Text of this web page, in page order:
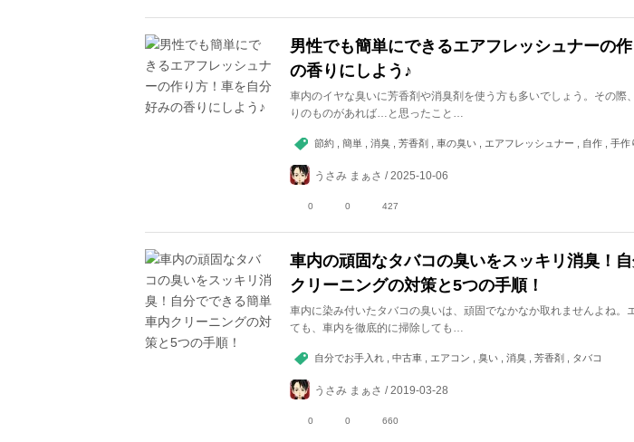
男性でも簡単にできるエアフレッシュナーの
の香りにしよう♪
車内のイヤな臭いに芳香剤や消臭剤を使う方も多いでしょう。その際
りのものがあれば…と思ったこと…
節約 , 簡単 , 消臭 , 芳香剤 , 車の臭い , エアフレッシュナー , 自作 , 手作
うさみ まぁさ / 2025-10-06
0 0 427
車内の頑固なタバコの臭いをスッキリ消臭！
クリーニングの対策と5つの手順！
車内に染み付いたタバコの臭いは、頑固でなかなか取れませんよね。
ても、車内を徹底的に掃除しても…
自分でお手入れ , 中古車 , エアコン , 臭い , 消臭 , 芳香剤 , タバコ
うさみ まぁさ / 2019-03-28
0 0 660